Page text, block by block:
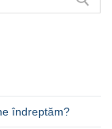
îndreptăm?